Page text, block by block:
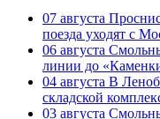
07 августа
поезда уходят с
06 августа
линии до
04 августа В
складской
03 августа